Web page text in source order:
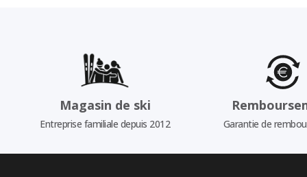
Magasin de ski
Entreprise familiale depuis 2012 Garantie de